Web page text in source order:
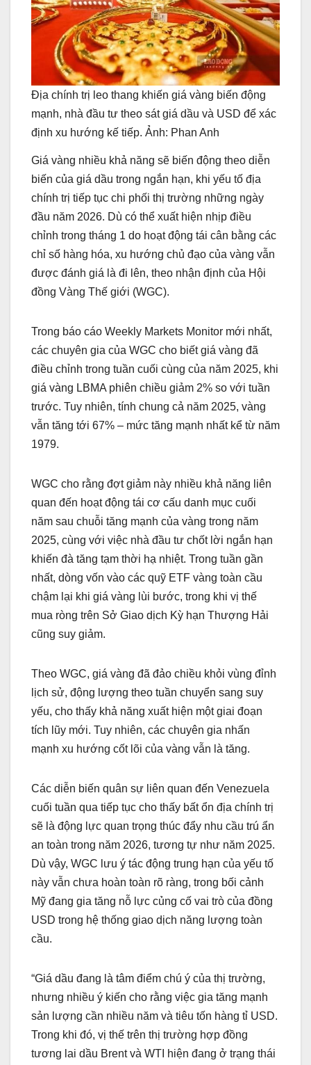
Địa chính trị leo thang khiến giá vàng biến động
mạnh, nhà đầu tư theo sát giá dầu và USD để xác
định xu hướng kế tiếp. Ảnh: Phan Anh
Giá vàng nhiều khả năng sẽ biến động theo diễn
biến của giá dầu trong ngắn hạn, khi yếu tố địa
chính trị tiếp tục chi phối thị trường những ngày
đầu năm 2026. Dù có thể xuất hiện nhịp điều
chỉnh trong tháng 1 do hoạt động tái cân bằng các
chỉ số hàng hóa, xu hướng chủ đạo của vàng vẫn
được đánh giá là đi lên, theo nhận định của Hội
đồng Vàng Thế giới (WGC).
Trong báo cáo Weekly Markets Monitor mới nhất,
các chuyên gia của WGC cho biết giá vàng đã
điều chỉnh trong tuần cuối cùng của năm 2025, khi
giá vàng LBMA phiên chiều giảm 2% so với tuần
trước. Tuy nhiên, tính chung cả năm 2025, vàng
vẫn tăng tới 67% – mức tăng mạnh nhất kể từ năm
1979.
WGC cho rằng đợt giảm này nhiều khả năng liên
quan đến hoạt động tái cơ cấu danh mục cuối
năm sau chuỗi tăng mạnh của vàng trong năm
2025, cùng với việc nhà đầu tư chốt lời ngắn hạn
khiến đà tăng tạm thời hạ nhiệt. Trong tuần gần
nhất, dòng vốn vào các quỹ ETF vàng toàn cầu
chậm lại khi giá vàng lùi bước, trong khi vị thế
mua ròng trên Sở Giao dịch Kỳ hạn Thượng Hải
cũng suy giảm.
Theo WGC, giá vàng đã đảo chiều khỏi vùng đỉnh
lịch sử, động lượng theo tuần chuyển sang suy
yếu, cho thấy khả năng xuất hiện một giai đoạn
tích lũy mới. Tuy nhiên, các chuyên gia nhấn
mạnh xu hướng cốt lõi của vàng vẫn là tăng.
Các diễn biến quân sự liên quan đến Venezuela
cuối tuần qua tiếp tục cho thấy bất ổn địa chính trị
sẽ là động lực quan trọng thúc đẩy nhu cầu trú ẩn
an toàn trong năm 2026, tương tự như năm 2025.
Dù vậy, WGC lưu ý tác động trung hạn của yếu tố
này vẫn chưa hoàn toàn rõ ràng, trong bối cảnh
Mỹ đang gia tăng nỗ lực củng cố vai trò của đồng
USD trong hệ thống giao dịch năng lượng toàn
cầu.
“Giá dầu đang là tâm điểm chú ý của thị trường,
nhưng nhiều ý kiến cho rằng việc gia tăng mạnh
sản lượng cần nhiều năm và tiêu tốn hàng tỉ USD.
Trong khi đó, vị thế trên thị trường hợp đồng
tương lai dầu Brent và WTI hiện đang ở trạng thái